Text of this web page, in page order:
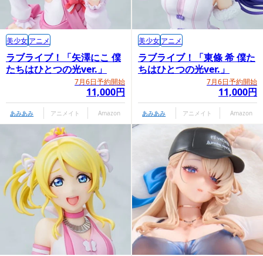
ラブライブ！「矢澤にこ 僕
たちはひとつの光ver.」
7月6日予約開始
11,000円
美少女アニメ
あみあみ アニメイト Amazon
ラブライブ！「東條 希 僕た
ちはひとつの光ver.」
7月6日予約開始
11,000円
美少女アニメ
あみあみ アニメイト Amazon